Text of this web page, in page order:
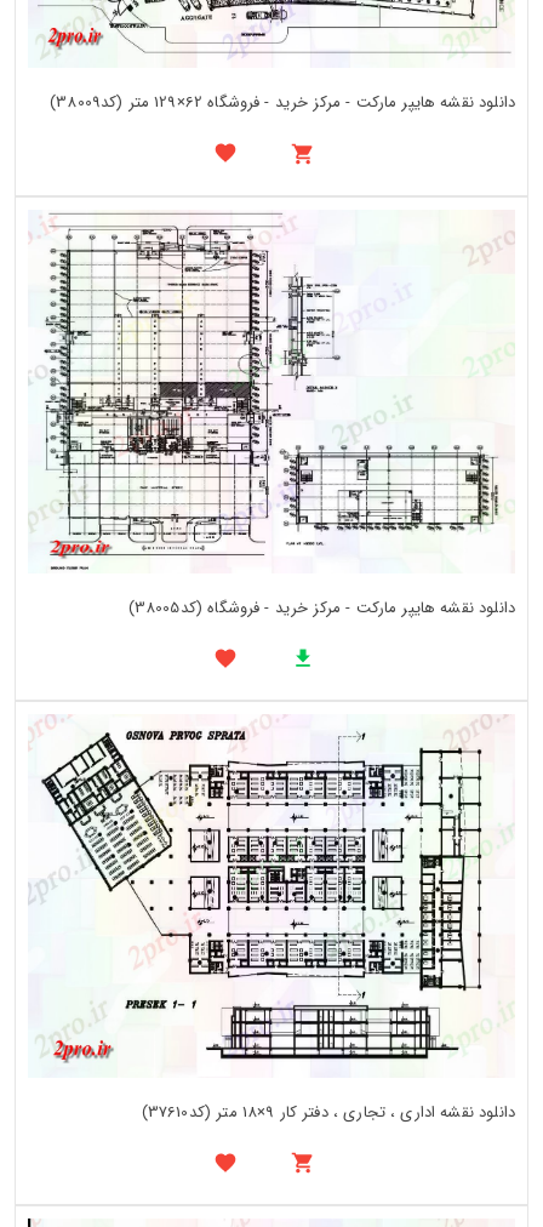
دانلود نقشه هایپر مارکت - مرکز خرید - فروشگاه 62×129 متر (کد38009)
دانلود نقشه هایپر مارکت - مرکز خرید - فروشگاه (کد38005)
دانلود نقشه اداری ، تجاری ، دفتر کار 9×18 متر (کد37610)